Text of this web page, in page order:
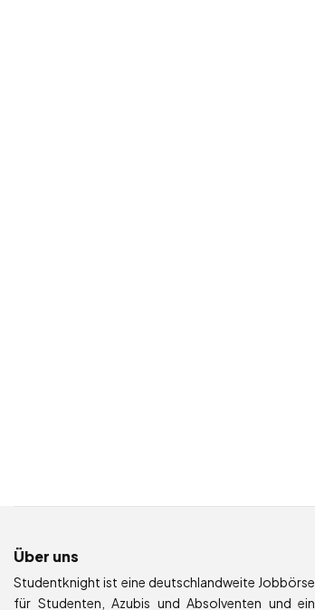
Über uns
Studentknight ist eine deutschlandweite Jobbörse
für Studenten, Azubis und Absolventen und ein